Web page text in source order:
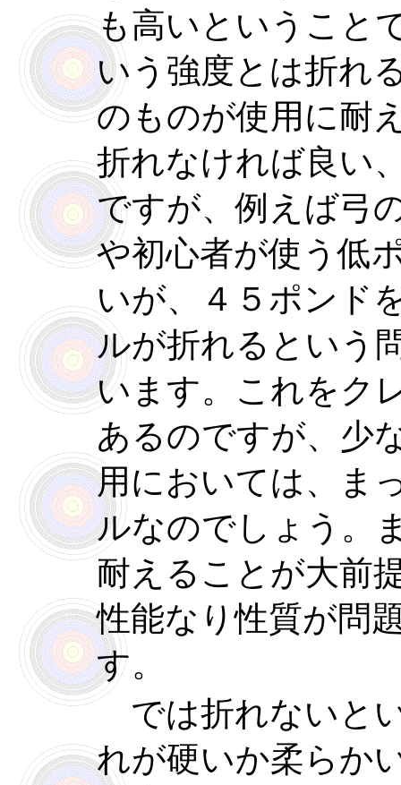
も高いということ
いう強度とは折れ
のものが使用に耐
折れなければ良い
ですが、例えば弓
や初心者が使う低
いが、４５ポンド
ルが折れるという
います。これをク
あるのですが、少
用においては、ま
ルなのでしょう。
耐えることが大前
性能なり性質が問
す。
では折れないと
れが硬いか柔らか